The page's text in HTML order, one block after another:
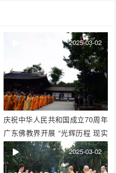
庆祝中华人民共和国成立70周年
广东佛教界开展 “光辉历程 现实
启示” 为主题的爱国主义学习教
育系列活动
2025-03-02
2025-03-02